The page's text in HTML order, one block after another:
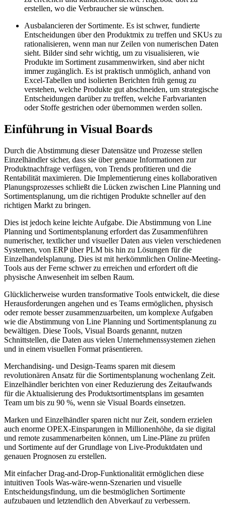
erstellen, wo die Verbraucher sie wünschen.
Ausbalancieren der Sortimente. Es ist schwer, fundierte
Entscheidungen über den Produktmix zu treffen und SKUs zu
rationalisieren, wenn man nur Zeilen von numerischen Daten
sieht. Bilder sind sehr wichtig, um zu visualisieren, wie
Produkte im Sortiment zusammenwirken, sind aber nicht
immer zugänglich. Es ist praktisch unmöglich, anhand von
Excel-Tabellen und isolierten Berichten früh genug zu
verstehen, welche Produkte gut abschneiden, um strategische
Entscheidungen darüber zu treffen, welche Farbvarianten
oder Stoffe gestrichen oder übernommen werden sollen.
Einführung in Visual Boards
Durch die Abstimmung dieser Datensätze und Prozesse stellen
Einzelhändler sicher, dass sie über genaue Informationen zur
Produktnachfrage verfügen, von Trends profitieren und die
Rentabilität maximieren. Die Implementierung eines kollaborativen
Planungsprozesses schließt die Lücken zwischen Line Planning und
Sortimentsplanung, um die richtigen Produkte schneller auf den
richtigen Markt zu bringen.
Dies ist jedoch keine leichte Aufgabe. Die Abstimmung von Line
Planning und Sortimentsplanung erfordert das Zusammenführen
numerischer, textlicher und visueller Daten aus vielen verschiedenen
Systemen, von ERP über PLM bis hin zu Lösungen für die
Einzelhandelsplanung. Dies ist mit herkömmlichen Online-Meeting-
Tools aus der Ferne schwer zu erreichen und erfordert oft die
physische Anwesenheit im selben Raum.
Glücklicherweise wurden transformative Tools entwickelt, die diese
Herausforderungen angehen und es Teams ermöglichen, physisch
oder remote besser zusammenzuarbeiten, um komplexe Aufgaben
wie die Abstimmung von Line Planning und Sortimentsplanung zu
bewältigen. Diese Tools, Visual Boards genannt, nutzen
Schnittstellen, die Daten aus vielen Unternehmenssystemen ziehen
und in einem visuellen Format präsentieren.
Merchandising- und Design-Teams sparen mit diesem
revolutionären Ansatz für die Sortimentsplanung wochenlang Zeit.
Einzelhändler berichten von einer Reduzierung des Zeitaufwands
für die Aktualisierung des Produktsortimentsplans im gesamten
Team um bis zu 90 %, wenn sie Visual Boards einsetzen.
Marken und Einzelhändler sparen nicht nur Zeit, sondern erzielen
auch enorme OPEX-Einsparungen in Millionenhöhe, da sie digital
und remote zusammenarbeiten können, um Line-Pläne zu prüfen
und Sortimente auf der Grundlage von Live-Produktdaten und
genauen Prognosen zu erstellen.
Mit einfacher Drag-and-Drop-Funktionalität ermöglichen diese
intuitiven Tools Was-wäre-wenn-Szenarien und visuelle
Entscheidungsfindung, um die bestmöglichen Sortimente
aufzubauen und letztendlich den Abverkauf zu verbessern.